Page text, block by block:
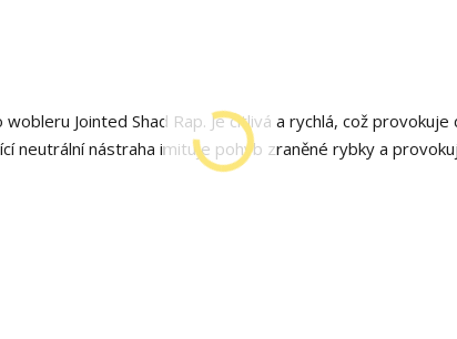
Jointed Shad Rap. Je citlivá a rychlá, což provokuje
neutrální nástraha imituje pohyb zraněné rybky a